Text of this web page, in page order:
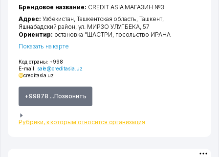
Код страны: +998
E-mail: sale@creditasia.uz
creditasia.uz
+99878 ...Позвонить
Рубрики, к которым относится организация
Брендовое название: CREDIT ASIA МАГАЗИН №3
Адрес: Узбекистан,Ташкентская область,Ташкент,
Яшнабадский район,ул. МИРЗО УЛУГБЕКА, 57
Ориентир: остановка "ШАСТРИ, посольство ИРАНА
Показать на карте